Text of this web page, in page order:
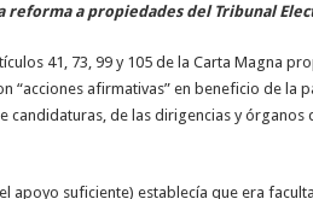
reforma a propiedades del Tribunal
41, 73, 99 y 105 de la Carta Magna
“acciones afirmativas” en beneficio de la
candidaturas, de las dirigencias y órganos
apoyo suficiente) establecía que era